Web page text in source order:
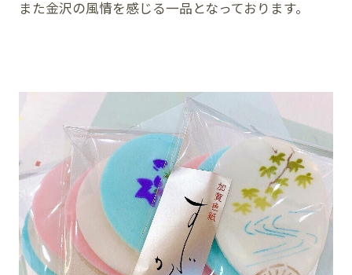
また金沢の風情を感じる一品となっております。